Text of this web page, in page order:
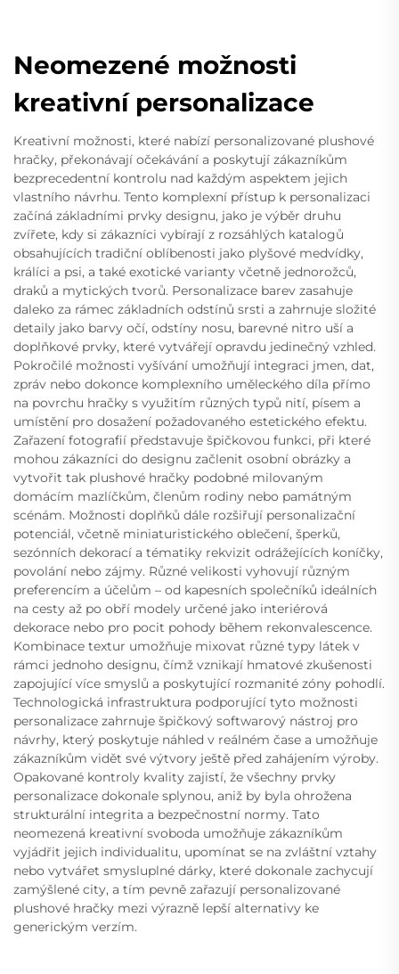
Neomezené možnosti
kreativní personalizace
Kreativní možnosti, které nabízí personalizované plushové
hračky, překonávají očekávání a poskytují zákazníkům
bezprecedentní kontrolu nad každým aspektem jejich
vlastního návrhu. Tento komplexní přístup k personalizaci
začíná základními prvky designu, jako je výběr druhu
zvířete, kdy si zákazníci vybírají z rozsáhlých katalogů
obsahujících tradiční oblíbenosti jako plyšové medvídky,
králíci a psi, a také exotické varianty včetně jednorožců,
draků a mytických tvorů. Personalizace barev zasahuje
daleko za rámec základních odstínů srsti a zahrnuje složité
detaily jako barvy očí, odstíny nosu, barevné nitro uší a
doplňkové prvky, které vytvářejí opravdu jedinečný vzhled.
Pokročilé možnosti vyšívání umožňují integraci jmen, dat,
zpráv nebo dokonce komplexního uměleckého díla přímo
na povrchu hračky s využitím různých typů nití, písem a
umístění pro dosažení požadovaného estetického efektu.
Zařazení fotografií představuje špičkovou funkci, při které
mohou zákazníci do designu začlenit osobní obrázky a
vytvořit tak plushové hračky podobné milovaným
domácím mazlíčkům, členům rodiny nebo památným
scénám. Možnosti doplňků dále rozšiřují personalizační
potenciál, včetně miniaturistického oblečení, šperků,
sezónních dekorací a tématiky rekvizit odrážejících koníčky,
povolání nebo zájmy. Různé velikosti vyhovují různým
preferencím a účelům – od kapesních společníků ideálních
na cesty až po obří modely určené jako interiérová
dekorace nebo pro pocit pohody během rekonvalescence.
Kombinace textur umožňuje mixovat různé typy látek v
rámci jednoho designu, čímž vznikají hmatové zkušenosti
zapojující více smyslů a poskytující rozmanité zóny pohodlí.
Technologická infrastruktura podporující tyto možnosti
personalizace zahrnuje špičkový softwarový nástroj pro
návrhy, který poskytuje náhled v reálném čase a umožňuje
zákazníkům vidět své výtvory ještě před zahájením výroby.
Opakované kontroly kvality zajistí, že všechny prvky
personalizace dokonale splynou, aniž by byla ohrožena
strukturální integrita a bezpečnostní normy. Tato
neomezená kreativní svoboda umožňuje zákazníkům
vyjádřit jejich individualitu, upomínat se na zvláštní vztahy
nebo vytvářet smysluplné dárky, které dokonale zachycují
zamýšlené city, a tím pevně zařazují personalizované
plushové hračky mezi výrazně lepší alternativy ke
generickým verzím.